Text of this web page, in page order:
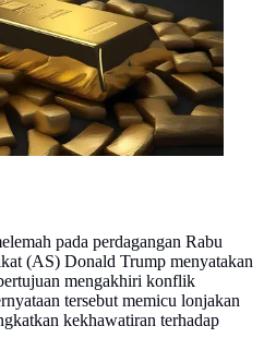
pada perdagangan Rabu
(AS) Donald Trump menyatakan
mengakhiri konflik
tersebut memicu lonjakan
kekhawatiran terhadap